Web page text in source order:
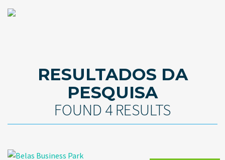
RESULTADOS DA
PESQUISA
FOUND 4 RESULTS